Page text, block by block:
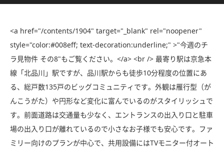
<a href="/contents/1904" target="_blank" rel="noopener"
style="color:#008eff; text-decoration:underline;" >"今週のチ
ラ見物件 その8"もご覧ください。</a> <br /> 最寄り駅は京急本
線「北品川」駅ですが、品川駅からも徒歩10分程度の位置にあ
る、総戸数135戸のビッグコミュニティです。外観は雁行型（が
んこうがた）や円形など変化に富んでいるのがスタイリッシュで
す。前面道路は交通量も少なく、エントランスの出入り口と駐車
場の出入り口が離れているので小さなお子様でも安心です。ファ
ミリー向けのプランが中心で、共用設備にはTVモニター付オート